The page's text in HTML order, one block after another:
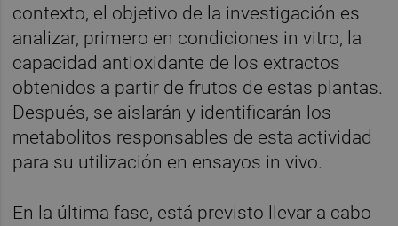
contexto, el objetivo de la investigación es
analizar, primero en condiciones in vitro, la
capacidad antioxidante de los extractos
obtenidos a partir de frutos de estas plantas.
Después, se aislarán y identificarán los
metabolitos responsables de esta actividad
para su utilización en ensayos in vivo.
En la última fase, está previsto llevar a cabo